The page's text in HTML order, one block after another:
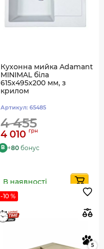
Кухонна мийка Adamant
MINIMAL біла
615x495x200 мм, з
крилом
Артикул: 65485
4 455
4 010 грн
B +80 бонус
В наявності
-10 %
5